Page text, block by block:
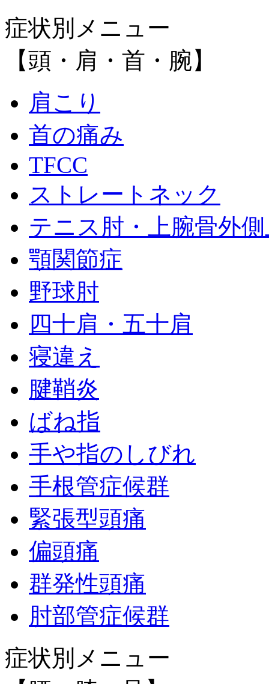
症状別メニュー
【頭・肩・首・腕】
肩こり
首の痛み
TFCC
ストレートネック
テニス肘・上腕骨外
顎関節症
野球肘
四十肩・五十肩
寝違え
腱鞘炎
ばね指
手や指のしびれ
手根管症候群
緊張型頭痛
偏頭痛
群発性頭痛
肘部管症候群
症状別メニュー